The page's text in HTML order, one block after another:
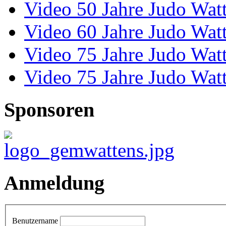
Video 50 Jahre Judo
Video 60 Jahre Judo
Video 75 Jahre Judo
Video 75 Jahre Judo
Sponsoren
Anmeldung
Benutzername